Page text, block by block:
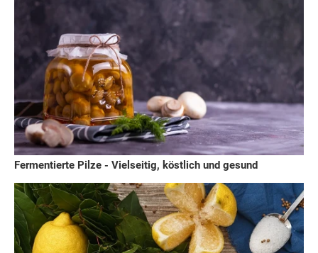
Fermentierte Pilze - Vielseitig, köstlich und gesund